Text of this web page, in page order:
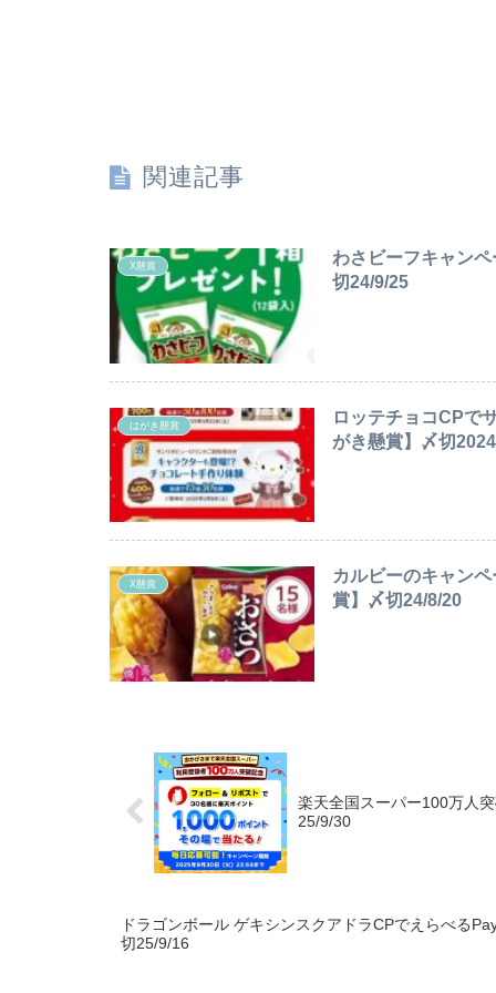
関連記事
X懸賞
わさビーフキャン
切24/9/25
はがき懸賞
ロッテチョコCPで
がき懸賞】〆切
X懸賞
カルビーのキャン
賞】〆切24/8/20
楽天全国スーパー100万人
25/9/30
ドラゴンボール ゲキシンスクアドラCPでえらべる
切25/9/16